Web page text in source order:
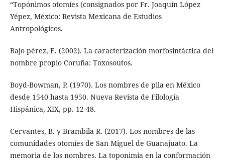
“Topónimos otomíes (consignados por Fr. Joaquín López
Yépez, México: Revista Mexicana de Estudios
Antropológicos.
Bajo pérez, E. (2002). La caracterización morfosintáctica del
nombre propio Coruña: Toxosoutos.
Boyd-Bowman, P. (1970). Los nombres de pila en México
desde 1540 hasta 1950. Nueva Revista de Filología
Hispánica, XIX, pp. 12-48.
Cervantes, B. y Brambila R. (2017). Los nombres de las
comunidades otomíes de San Miguel de Guanajuato. La
memoria de los nombres. La toponimia en la conformación